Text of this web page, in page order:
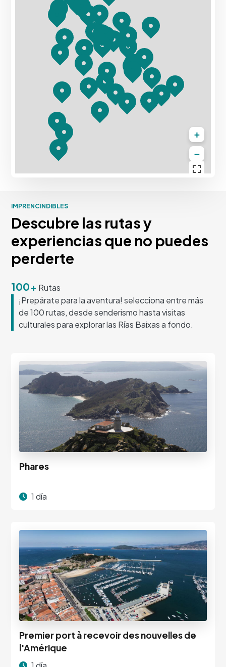
+
−
IMPRENCINDIBLES
Descubre las rutas y
experiencias que no puedes
perderte
100+ Rutas
¡Prepárate para la aventura! selecciona entre más
de 100 rutas, desde senderismo hasta visitas
culturales para explorar las Rías Baixas a fondo.
Phares
1 día
Premier port à recevoir des nouvelles de
l'Amérique